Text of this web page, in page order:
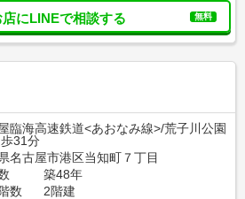
店にLINEで相談する 無料
臨海高速鉄道<あおなみ線>/荒子川公園
31分
名古屋市港区当知町７丁目
築48年
数
2階建